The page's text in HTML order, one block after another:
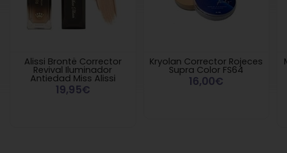
Alissi Brontë Corrector
Revival Iluminador
Antiedad Miss Alissi
19,95€
Kryolan Corrector Rojeces
Supra Color FS64
16,00€